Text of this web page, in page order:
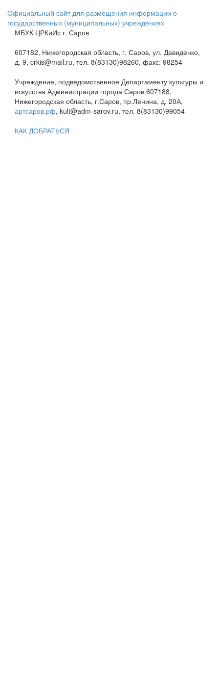
Официальный сайт для размещения информации о
государственных (муниципальных) учреждениях
МБУК ЦРКиИс г. Саров
607182, Нижегородская область, г. Саров, ул. Давиденко,
д. 9, crkis@mail.ru, тел. 8(83130)98260, факс: 98254
Учреждение, подведомственное Департаменту культуры и
искусства Администрации города Саров 607188,
Нижегородская область, г.Саров, пр.Ленина, д. 20А,
артсаров.рф, kult@adm-sarov.ru, тел. 8(83130)99054
КАК ДОБРАТЬСЯ